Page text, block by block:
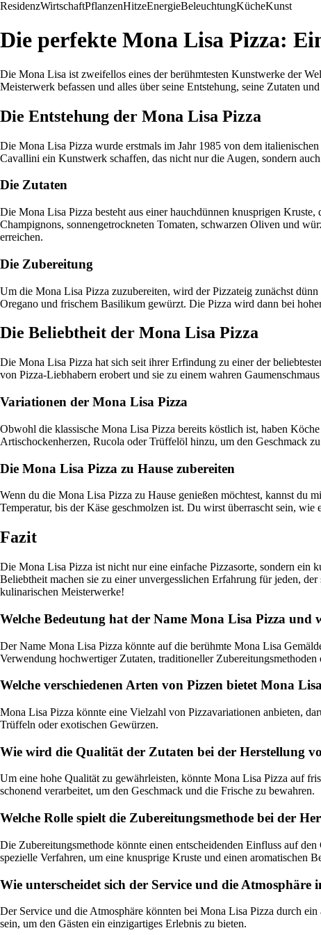
ResidenzWirtschaftPflanzenHitzeEnergieBeleuchtungKücheKunst
Die perfekte Mona Lisa Pizza:
Die Mona Lisa ist zweifellos eines der berühmtesten Kunstwerke der
Meisterwerk befassen und alles über seine Entstehung, seine Zutaten
Die Entstehung der Mona Lisa Pizza
Die Mona Lisa Pizza wurde erstmals im Jahr 1985 von dem
Cavallini ein Kunstwerk schaffen, das nicht nur die Augen, sondern
Die Zutaten
Die Mona Lisa Pizza besteht aus einer hauchdünnen knusprigen
Champignons, sonnengetrockneten Tomaten, schwarzen Oliven und
erreichen.
Die Zubereitung
Um die Mona Lisa Pizza zuzubereiten, wird der Pizzateig zunächst
Oregano und frischem Basilikum gewürzt. Die Pizza wird dann bei
Die Beliebtheit der Mona Lisa Pizza
Die Mona Lisa Pizza hat sich seit ihrer Erfindung zu einer der
von Pizza-Liebhabern erobert und sie zu einem wahren
Variationen der Mona Lisa Pizza
Obwohl die klassische Mona Lisa Pizza bereits köstlich ist, haben
Artischockenherzen, Rucola oder Trüffelöl hinzu, um den Geschmack
Die Mona Lisa Pizza zu Hause zubereiten
Wenn du die Mona Lisa Pizza zu Hause genießen möchtest, kannst du
Temperatur, bis der Käse geschmolzen ist. Du wirst überrascht sein,
Fazit
Die Mona Lisa Pizza ist nicht nur eine einfache Pizzasorte, sondern ein
Beliebtheit machen sie zu einer unvergesslichen Erfahrung für jeden,
kulinarischen Meisterwerke!
Welche Bedeutung hat der Name Mona Lisa Pizza und
Der Name Mona Lisa Pizza könnte auf die berühmte Mona Lisa
Verwendung hochwertiger Zutaten, traditioneller
Welche verschiedenen Arten von Pizzen bietet Mona
Mona Lisa Pizza könnte eine Vielzahl von Pizzavariationen anbieten,
Trüffeln oder exotischen Gewürzen.
Wie wird die Qualität der Zutaten bei der Herstellung
Um eine hohe Qualität zu gewährleisten, könnte Mona Lisa Pizza auf
schonend verarbeitet, um den Geschmack und die Frische zu bewahren.
Welche Rolle spielt die Zubereitungsmethode bei der
Die Zubereitungsmethode könnte einen entscheidenden Einfluss auf
spezielle Verfahren, um eine knusprige Kruste und einen aromatischen
Wie unterscheidet sich der Service und die
Der Service und die Atmosphäre könnten bei Mona Lisa Pizza durch
sein, um den Gästen ein einzigartiges Erlebnis zu bieten.